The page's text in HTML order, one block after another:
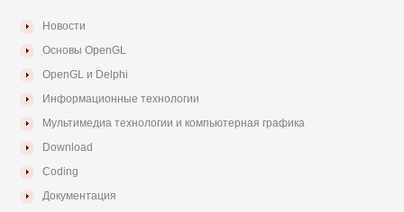
Новости
Основы OpenGL
OpenGL и Delphi
Информационные технологии
Мультимедиа технологии и компьютерная графика
Download
Coding
Документация